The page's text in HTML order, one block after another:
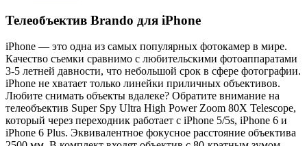
Телеобъектив Brando для iPhone
iPhone — это одна из самых популярных фотокамер в мире.
Качество съемки сравнимо с любительскими фотоаппаратами
3-5 летней давности, что небольшой срок в сфере фотографии.
iPhone не хватает только линейки приличных объективов.
Любите снимать объекты вдалеке? Обратите внимание на
телеобъектив Super Spy Ultra High Power Zoom 80X Telescope,
который через переходник работает с iPhone 5/5s, iPhone 6 и
iPhone 6 Plus. Эквивалентное фокусное расстояние объектива